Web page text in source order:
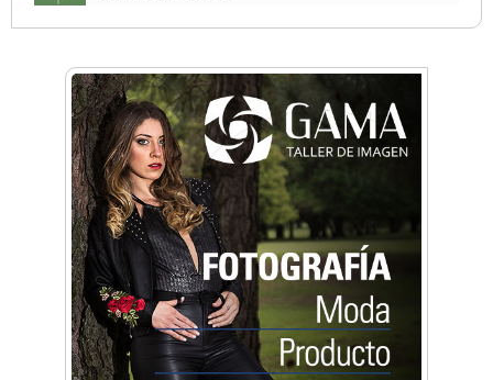
crecimiento personal
Arq. Horacio Alejandro Sánchez
Artística ApasionArte
Artística Catalina
Artística Veral